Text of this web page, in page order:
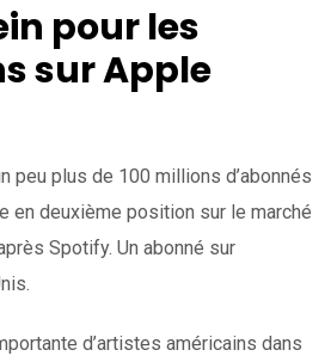
pour les
sur Apple
peu plus de 100 millions d’abonnés
en deuxième position sur le marché
Spotify. Un abonné sur
d’artistes américains dans